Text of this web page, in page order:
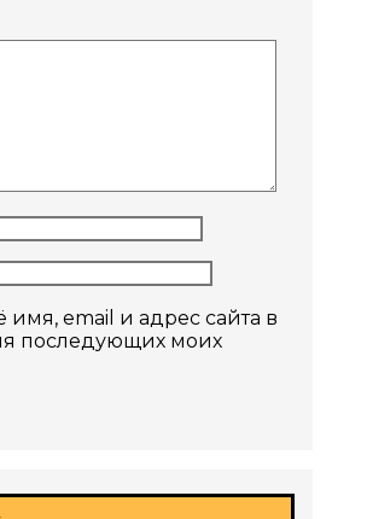
имя, email и адрес сайта в
последующих моих